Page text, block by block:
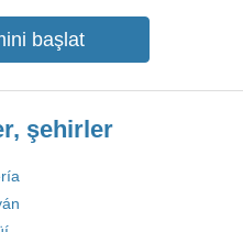
başlat
şehirler